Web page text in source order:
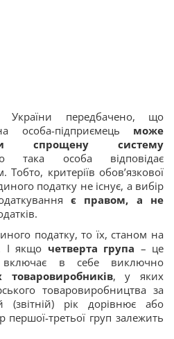
України передбачено, що
особа-підприємець може
спрощену систему
особа відповідає
критеріїв обов’язкової
податку не існує, а вибір
є правом, а не
податку, то їх, станом на
І якщо четверта група – це
включає в себе виключно
товаровиробників, у яких
товаровиробництва за
(звітній) рік дорівнює або
першої-третьої груп залежить